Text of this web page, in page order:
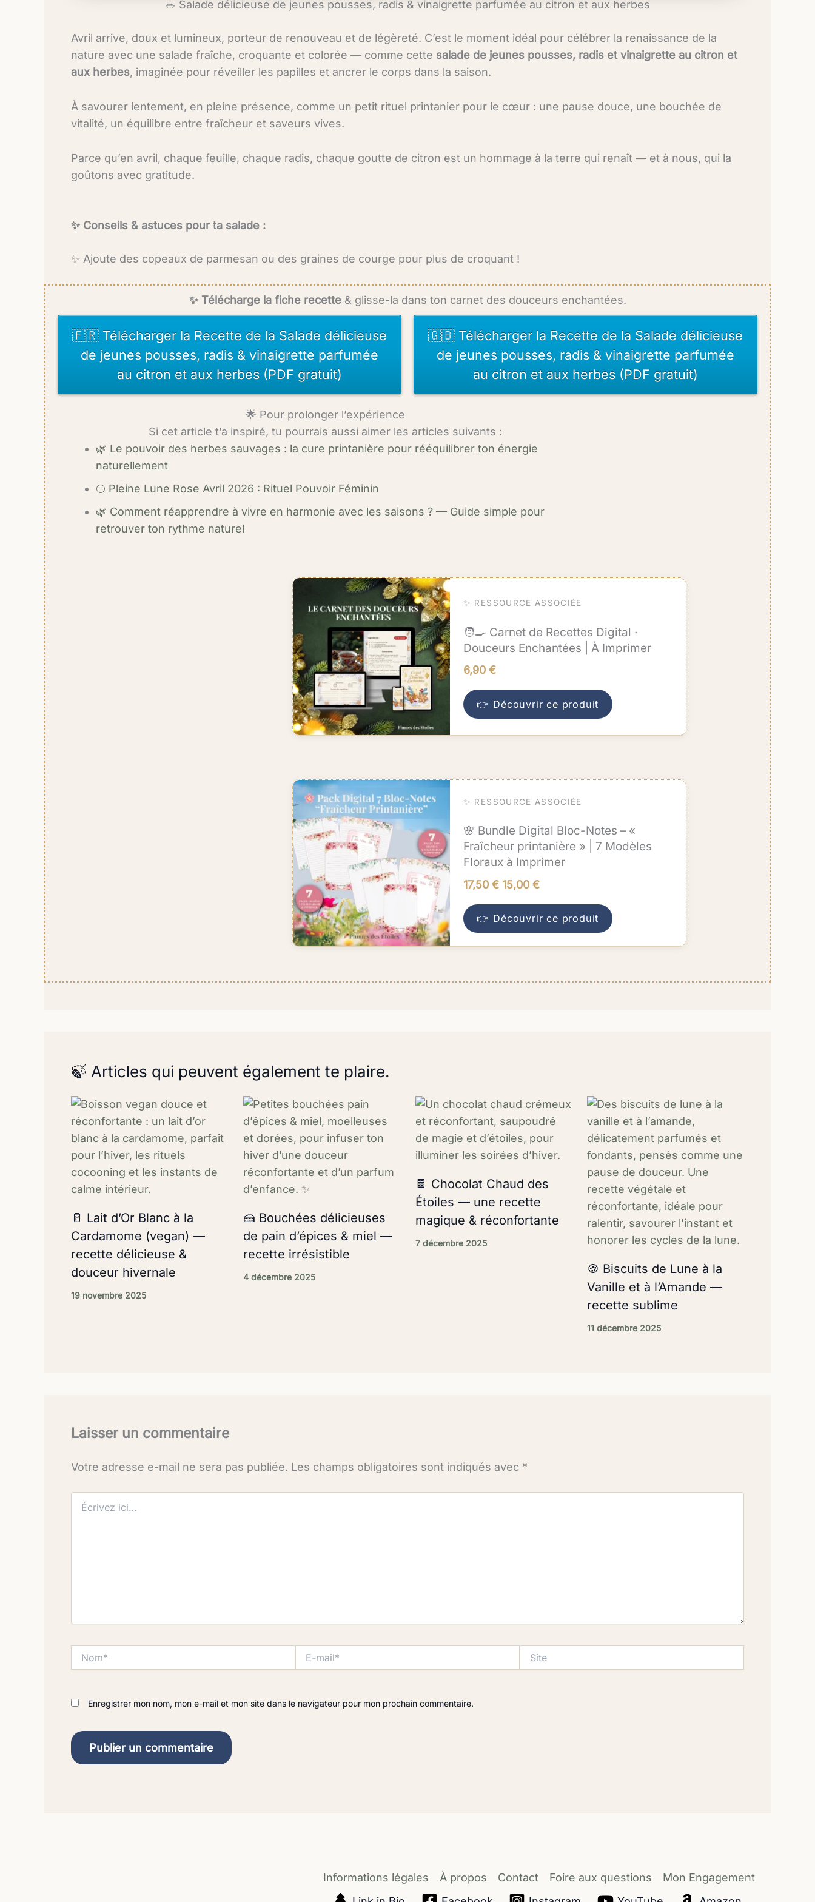
🥗 Salade délicieuse de jeunes pousses, radis & vinaigrette parfumée au citron et aux herbes
Avril arrive, doux et lumineux, porteur de renouveau et de légèreté. C’est le moment idéal pour célébrer la renaissance de la
nature avec une salade fraîche, croquante et colorée — comme cette salade de jeunes pousses, radis et vinaigrette au citron et
aux herbes, imaginée pour réveiller les papilles et ancrer le corps dans la saison.
À savourer lentement, en pleine présence, comme un petit rituel printanier pour le cœur : une pause douce, une bouchée de
vitalité, un équilibre entre fraîcheur et saveurs vives.
Parce qu’en avril, chaque feuille, chaque radis, chaque goutte de citron est un hommage à la terre qui renaît — et à nous, qui la
goûtons avec gratitude.
✨ Conseils & astuces pour ta salade :
✨ Ajoute des copeaux de parmesan ou des graines de courge pour plus de croquant !
✨ Télécharge la fiche recette & glisse-la dans ton carnet des douceurs enchantées.
🇫🇷 Télécharger la Recette de la Salade délicieuse
de jeunes pousses, radis & vinaigrette parfumée
au citron et aux herbes (PDF gratuit)
🇬🇧 Télécharger la Recette de la Salade délicieuse
de jeunes pousses, radis & vinaigrette parfumée
au citron et aux herbes (PDF gratuit)
🌟 Pour prolonger l’expérience
Si cet article t’a inspiré, tu pourrais aussi aimer les articles suivants :
🌿 Le pouvoir des herbes sauvages : la cure printanière pour rééquilibrer ton énergie
naturellement
🌕 Pleine Lune Rose Avril 2026 : Rituel Pouvoir Féminin
🌿 Comment réapprendre à vivre en harmonie avec les saisons ? — Guide simple pour
retrouver ton rythme naturel
✨ RESSOURCE ASSOCIÉE
🧑‍🍳 Carnet de Recettes Digital ·
Douceurs Enchantées | À Imprimer
6,90 €
👉 Découvrir ce produit
✨ RESSOURCE ASSOCIÉE
🌸 Bundle Digital Bloc-Notes – «
Fraîcheur printanière » | 7 Modèles
Floraux à Imprimer
17,50€
prix
était :
17,50 €.
15,00 €
prix
est :
15,00 €.
👉 Découvrir ce produit
🍃 Articles qui peuvent également te plaire.
🥛 Lait d’Or Blanc à la
Cardamome (vegan) —
recette délicieuse &
douceur hivernale
19 novembre 2025
🍰 Bouchées délicieuses
de pain d’épices & miel —
recette irrésistible
4 décembre 2025
🍫 Chocolat Chaud des
Étoiles — une recette
magique & réconfortante
7 décembre 2025
🍪 Biscuits de Lune à la
Vanille et à l’Amande —
recette sublime
11 décembre 2025
Laisser un commentaire
Votre adresse e-mail ne sera pas publiée. Les champs obligatoires sont indiqués avec *
Écrivez
ici…
mail*
Enregistrer mon nom, mon e-mail et mon site dans le navigateur pour mon prochain commentaire.
Informations légales À propos Contact Foire aux questions
Mon Engagement